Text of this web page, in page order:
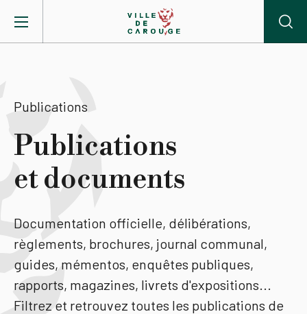
Mairie
Vie pratique
Actualités
Agenda
Lieux
Publications
Publications
et documents
Documentation officielle, délibérations,
règlements, brochures, journal communal,
guides, mémentos, enquêtes publiques,
rapports, magazines, livrets d'expositions...
Filtrez et retrouvez toutes les publications de